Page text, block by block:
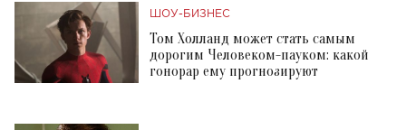
ШОУ-БИЗНЕС
Том Холланд может стать самым
дорогим Человеком-пауком: какой
гонорар ему прогнозируют